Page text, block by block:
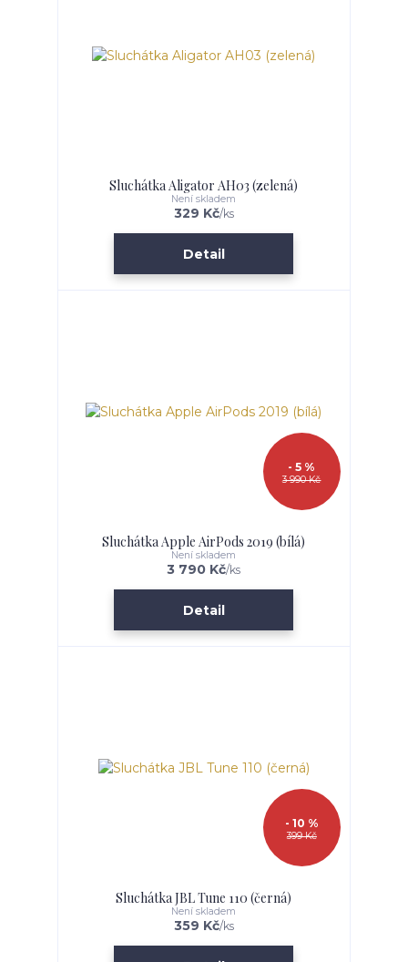
Sluchátka Aligator AH03 (zelená)
329 Kč/ks
Není skladem
Detail
3 990 Kč
- 5 %
Sluchátka Apple AirPods 2019 (bílá)
3 790 Kč/ks
Není skladem
Detail
399 Kč
- 10 %
Sluchátka JBL Tune 110 (černá)
359 Kč/ks
Není skladem